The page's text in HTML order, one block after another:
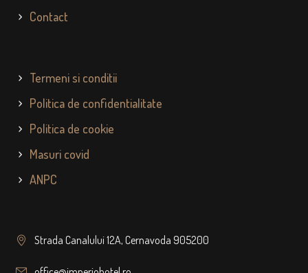
Contact
Termeni si conditii
Politica de confidentialitate
Politica de cookie
Masuri covid
ANPC
Strada Canalului 12A, Cernavoda 905200